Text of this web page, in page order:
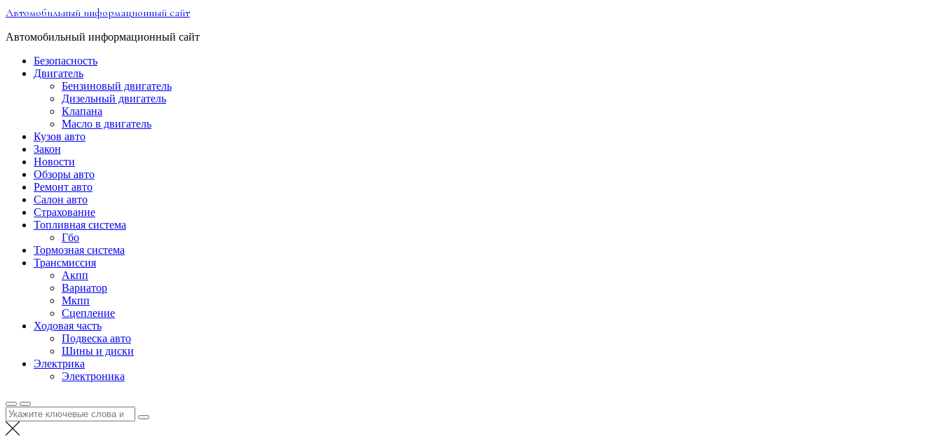
Перейти
содержимому
Автомобильный информационный сайт
Автомобильный информационный сайт
Безопасность
Двигатель
Бензиновый двигатель
Дизельный двигатель
Клапана
Масло в двигатель
Кузов авто
Закон
Новости
Обзоры авто
Ремонт авто
Салон авто
Страхование
Топливная система
Гбо
Тормозная система
Трансмиссия
Акпп
Вариатор
Мкпп
Сцепление
Ходовая часть
Подвеска авто
Шины и диски
Электрика
Электроника
Найти: